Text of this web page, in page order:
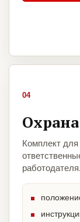
04
Комплект для
работодателя.